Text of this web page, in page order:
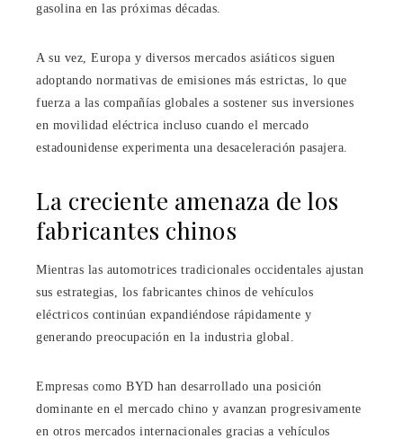
gasolina en las próximas décadas.
A su vez, Europa y diversos mercados asiáticos siguen
adoptando normativas de emisiones más estrictas, lo que
fuerza a las compañías globales a sostener sus inversiones
en movilidad eléctrica incluso cuando el mercado
estadounidense experimenta una desaceleración pasajera.
La creciente amenaza de los
fabricantes chinos
Mientras las automotrices tradicionales occidentales ajustan
sus estrategias, los fabricantes chinos de vehículos
eléctricos continúan expandiéndose rápidamente y
generando preocupación en la industria global.
Empresas como BYD han desarrollado una posición
dominante en el mercado chino y avanzan progresivamente
en otros mercados internacionales gracias a vehículos